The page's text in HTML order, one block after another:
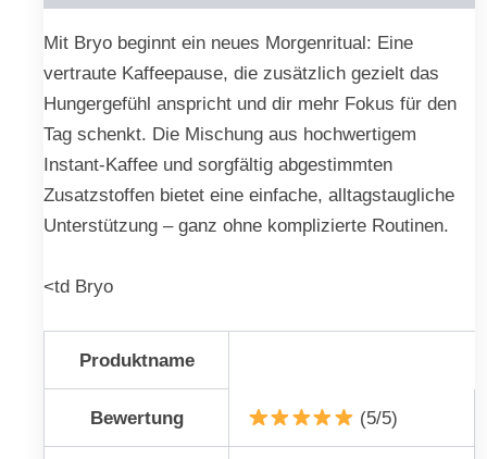
Mit Bryo beginnt ein neues Morgenritual: Eine
vertraute Kaffeepause, die zusätzlich gezielt das
Hungergefühl anspricht und dir mehr Fokus für den
Tag schenkt. Die Mischung aus hochwertigem
Instant-Kaffee und sorgfältig abgestimmten
Zusatzstoffen bietet eine einfache, alltagstaugliche
Unterstützung – ganz ohne komplizierte Routinen.
<td Bryo
Produktname
Bewertung (5/5)